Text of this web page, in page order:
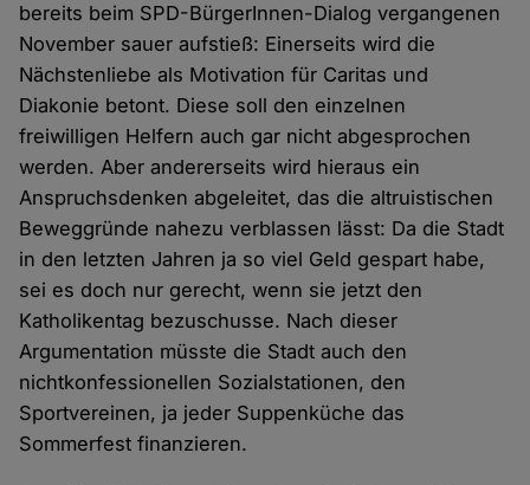
bereits beim SPD-BürgerInnen-Dialog vergangenen
November sauer aufstieß: Einerseits wird die
Nächstenliebe als Motivation für Caritas und
Diakonie betont. Diese soll den einzelnen
freiwilligen Helfern auch gar nicht abgesprochen
werden. Aber andererseits wird hieraus ein
Anspruchsdenken abgeleitet, das die altruistischen
Beweggründe nahezu verblassen lässt: Da die Stadt
in den letzten Jahren ja so viel Geld gespart habe,
sei es doch nur gerecht, wenn sie jetzt den
Katholikentag bezuschusse. Nach dieser
Argumentation müsste die Stadt auch den
nichtkonfessionellen Sozialstationen, den
Sportvereinen, ja jeder Suppenküche das
Sommerfest finanzieren.